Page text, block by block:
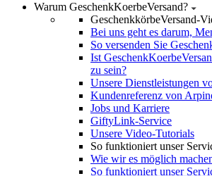
Warum GeschenkKoerbeVersand?
GeschenkkörbeVersand-
Bei uns geht es darum,
So versenden Sie
Ist
zu sein?
Unsere Dienstleistungen
Kundenreferenz von
Jobs und Karriere
GiftyLink-Service
Unsere Video-Tutorials
So funktioniert unser
Wie wir es möglich
So funktioniert unser